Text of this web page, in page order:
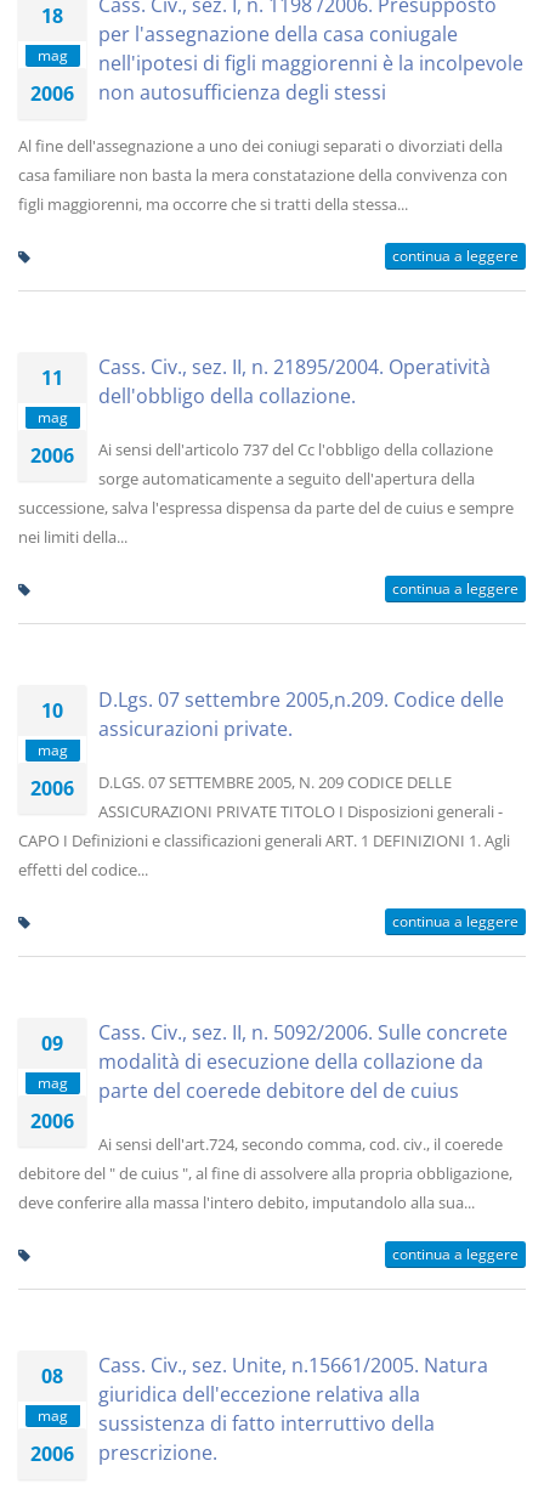
18
mag
2006
per l'assegnazione della casa coniugale
nell'ipotesi di figli maggiorenni è la incolpevole
non autosufficienza degli stessi
Al fine dell'assegnazione a uno dei coniugi separati o divorziati della
casa familiare non basta la mera constatazione della convivenza con
figli maggiorenni, ma occorre che si tratti della stessa...
continua a leggere
11
mag
2006
Cass. Civ., sez. II, n. 21895/2004. Operatività
dell'obbligo della collazione.
Ai sensi dell'articolo 737 del Cc l'obbligo della collazione
sorge automaticamente a seguito dell'apertura della
successione, salva l'espressa dispensa da parte del de cuius e sempre
nei limiti della...
continua a leggere
10
mag
2006
D.Lgs. 07 settembre 2005,n.209. Codice delle
assicurazioni private.
D.LGS. 07 SETTEMBRE 2005, N. 209 CODICE DELLE
ASSICURAZIONI PRIVATE TITOLO I Disposizioni generali -
CAPO I Definizioni e classificazioni generali ART. 1 DEFINIZIONI 1. Agli
effetti del codice...
continua a leggere
09
mag
2006
Cass. Civ., sez. II, n. 5092/2006. Sulle concrete
modalità di esecuzione della collazione da
parte del coerede debitore del de cuius
Ai sensi dell'art.724, secondo comma, cod. civ., il coerede
debitore del " de cuius ", al fine di assolvere alla propria obbligazione,
deve conferire alla massa l'intero debito, imputandolo alla sua...
continua a leggere
08
mag
2006
Cass. Civ., sez. Unite, n.15661/2005. Natura
giuridica dell'eccezione relativa alla
sussistenza di fatto interruttivo della
prescrizione.